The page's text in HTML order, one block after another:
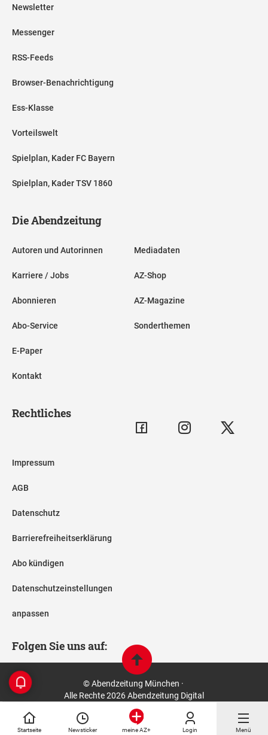
Startseite Newsticker meine AZ+ Login Menü
Newsletter
Messenger
RSS-Feeds
Browser-Benachrichtigung
Ess-Klasse
Vorteilswelt
Spielplan, Kader FC Bayern
Spielplan, Kader TSV 1860
Die Abendzeitung
Autoren und Autorinnen
Karriere / Jobs
Abonnieren
Abo-Service
E-Paper
Kontakt
Mediadaten
AZ-Shop
AZ-Magazine
Sonderthemen
Rechtliches
Impressum
AGB
Datenschutz
Barrierefreiheitserklärung
Abo kündigen
Datenschutzeinstellungen
anpassen
Folgen Sie uns auf:
© Abendzeitung München ·
Alle Rechte 2026 Abendzeitung Digital